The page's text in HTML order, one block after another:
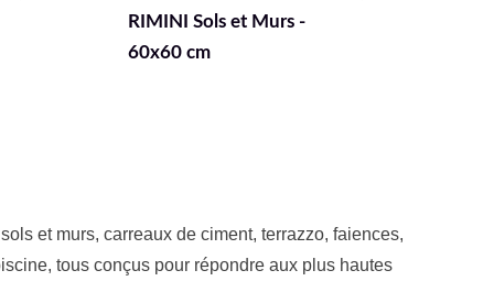
blanc - Effet Zellige,
faïence murale
et murs, carreaux de ciment, terrazzo, faiences,
tous conçus pour répondre aux plus hautes